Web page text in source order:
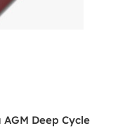
AGM Deep Cycle